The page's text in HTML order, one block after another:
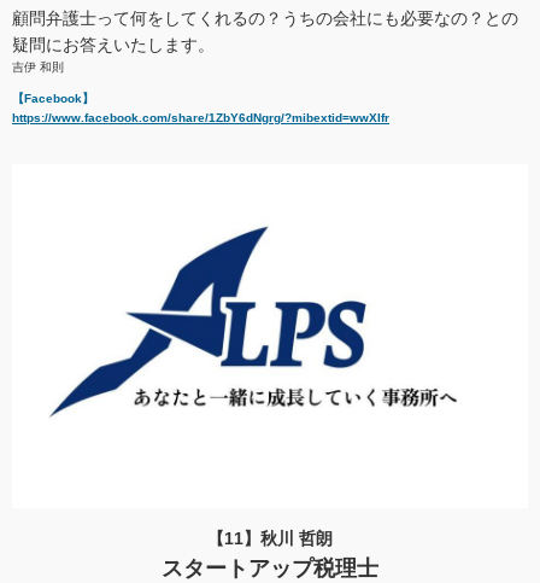
顧問弁護士って何をしてくれるの？うちの会社にも必要なの？との
疑問にお答えいたします。
吉伊 和則
【Facebook】
https://www.facebook.com/share/1ZbY6dNgrg/?mibextid=wwXIfr
【11】秋川 哲朗
スタートアップ税理士